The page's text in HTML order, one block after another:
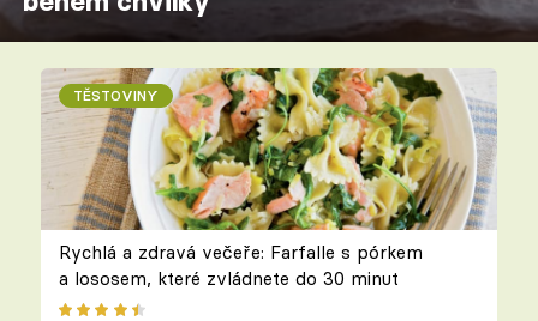
TĚSTOVINY
Rychlá a zdravá večeře: Farfalle s pórkem
a lososem, které zvládnete do 30 minut